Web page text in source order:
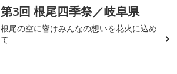
第3回 根尾四季祭／岐阜県
根尾の空に響けみんなの想いを花火に込め
て